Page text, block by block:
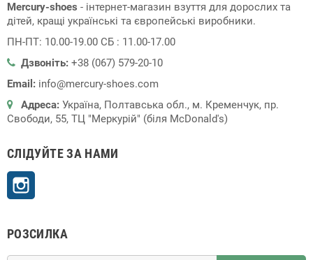
Mercury-shoes - інтернет-магазин взуття для дорослих та
дітей, кращі українські та європейські виробники.
ПН-ПТ: 10.00-19.00 СБ : 11.00-17.00
Дзвоніть: +38 (067) 579-20-10
Email: info@mercury-shoes.com
Адреса: Україна, Полтавська обл., м. Кременчук, пр.
Свободи, 55, ТЦ "Меркурій" (біля McDonald's)
СЛІДУЙТЕ ЗА НАМИ
РОЗСИЛКА